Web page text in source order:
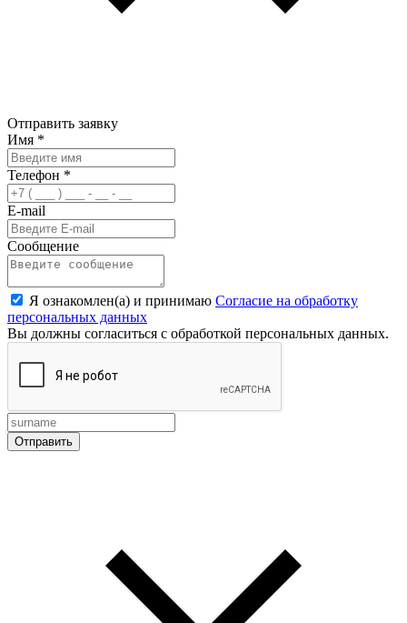
Отправить заявку
Имя *
Телефон *
E-mail
Сообщение
Я ознакомлен(а) и принимаю Согласие на обработку
персональных данных
Вы должны согласиться с обработкой персональных данных.